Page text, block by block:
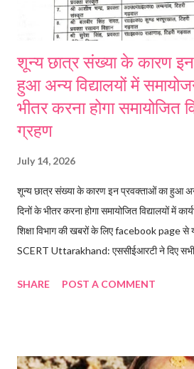
शून्य छात्र संख्या के कारण
हुआ अन्य विद्यालयों में
भीतर करना होगा समायोजित
ग्रहण
July 14, 2026
शून्य छात्र संख्या के कारण इन प्रवक्ताओं का हुआ
दिनों के भीतर करना होगा समायोजित विद्यालयों में
शिक्षा विभाग की खबरों के लिए facebook page
SCERT Uttarakhand: एससीईआरटी ने दिए सभी
Uttarakhand GK channel on WhatsApp:
SHARE POST A COMMENT